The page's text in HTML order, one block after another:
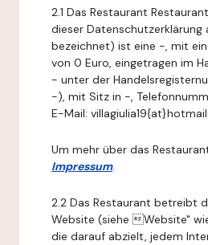
2.1 Das Restaurant
dieser
bezeichnet) ist eine -, mit
von 0 Euro, eingetragen im
- unter der
-), mit Sitz in -,
E-Mail:
Um mehr über das
Impressum.
2.2 Das Restaurant betreibt
Website (siehe Website"
die darauf abzielt, jedem